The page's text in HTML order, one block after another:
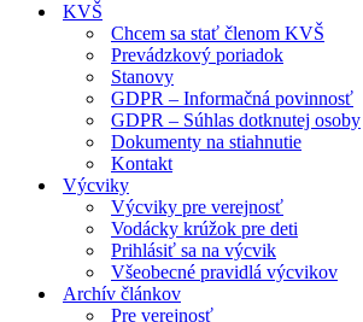
KVŠ
Chcem sa stať členom KVŠ
Prevádzkový poriadok
Stanovy
GDPR – Informačná povinnosť
GDPR – Súhlas dotknutej osoby
Dokumenty na stiahnutie
Kontakt
Výcviky
Výcviky pre verejnosť
Vodácky krúžok pre deti
Prihlásiť sa na výcvik
Všeobecné pravidlá výcvikov
Archív článkov
Pre verejnosť